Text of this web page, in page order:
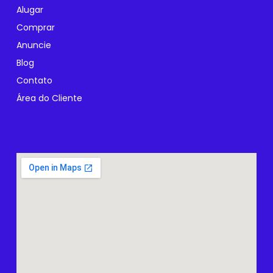
Alugar
Comprar
Anuncie
Blog
Contato
Área do Cliente